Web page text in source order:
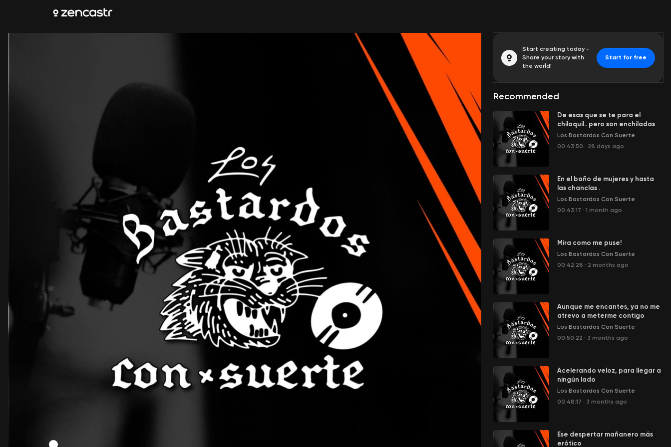
Start creating today -
Share your story with
the world!
Start for free
Recommended
De esas que se te para el
chilaquil.. pero son enchiladas
Los Bastardos Con Suerte
00:43:50 · 28 days ago
En el baño de mujeres y hasta
las chanclas .
Los Bastardos Con Suerte
00:43:17 · 1 month ago
Mira como me puse!
Los Bastardos Con Suerte
00:42:28 · 2 months ago
Aunque me encantes, ya no me
atrevo a meterme contigo
Los Bastardos Con Suerte
00:50:22 · 3 months ago
Acelerando veloz, para llegar a
ningún lado
Los Bastardos Con Suerte
00:48:17 · 3 months ago
Ese despertar mañanero más
erótico